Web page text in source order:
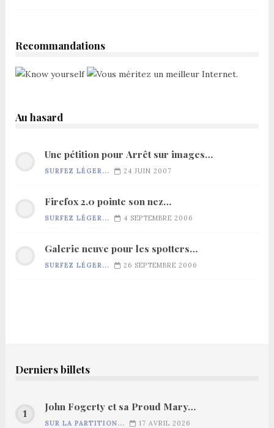
Recommandations
Au hasard
Une pétition pour Arrêt sur images…
SURFEZ LÉGER... 24 JUIN 2007
Firefox 2.0 pointe son nez…
SURFEZ LÉGER... 4 SEPTEMBRE 2006
Galerie neuve pour les spotters…
SURFEZ LÉGER... 26 SEPTEMBRE 2006
Derniers billets
John Fogerty et sa Proud Mary…
SUR LA PARTITION... 17 AVRIL 2026